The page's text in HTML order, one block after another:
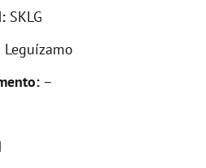
o
SKLG
Leguízamo
–